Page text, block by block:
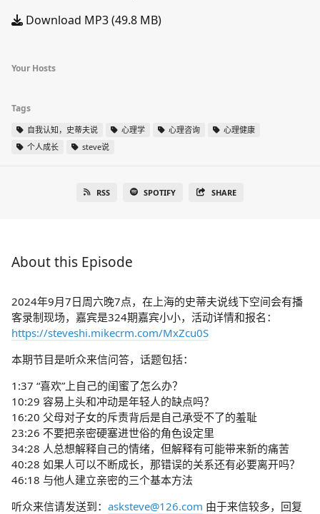
Download MP3 (49.8 MB)
Your Hosts
Tags
自我认知，史蒂夫说 心理学 心理咨询
心理健康
个人成长
steve说
RSS SPOTIFY SHARE
About this Episode
2024年9月7日周六晚7点，在上海的史蒂夫说线下空间会有播
客录制现场，嘉宾是324期嘉宾小小，活动详情和报名：
https://steveshi.mikecrm.com/MxZcu0S
本期节目是听众来信问答，话题包括：
1:37 “喜欢”上自己的闺蜜了怎么办？
10:29 容易上头和冲动是年轻人的缺点吗？
16:20 父母对子女的斥责背后是自己承受不了的羞耻
23:26 不要把亲密硬塞进世俗的角色设定里
34:28 人总想解释自己的情绪，但解释有可能带来新的痛苦
40:28 如果人可以不断成长，那错误的关系还有必要离开吗？
46:18 与他人建立亲密的三个基本方法
听众来信请发送到： asksteve@126.com 由于来信较多，回复